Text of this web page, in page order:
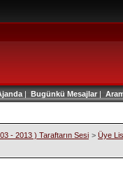
| Bugünkü Mesajlar|
- 2013 ) Taraftarın Sesi > Üye